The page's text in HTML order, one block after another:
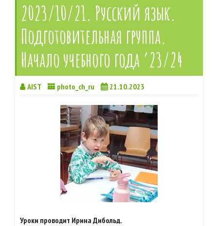
2023/10/21. Русский язык.
Подготовительная группа.
Начало учебного года ’23/24
AIST photo_ch_ru 21.10.2023
Уроки проводит Ирина Дибольд.